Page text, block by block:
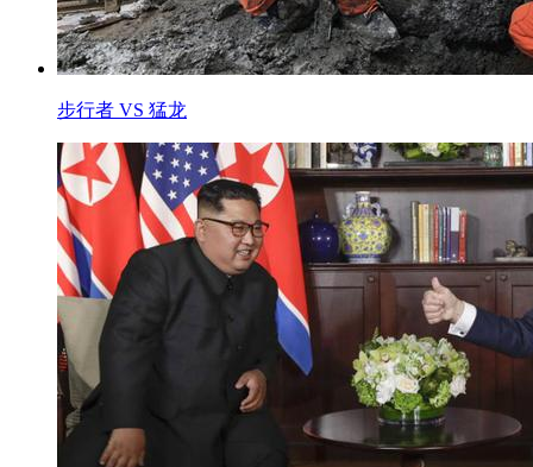
步行者 VS 猛龙